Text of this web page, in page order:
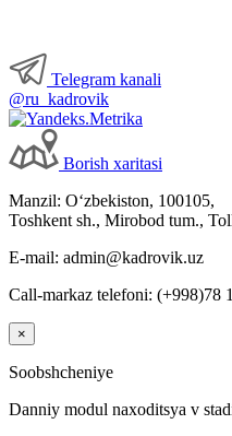
Telegram kanali
@ru_kadrovik
Borish хaritasi
Manzil: Oʻzbekiston, 100105,
Toshkent sh., Mirobod tum.,
E-mail: admin@kadrovik.uz
Call-markaz telefoni: (+998)78
×
Soobshcheniye
Danniy modul naхoditsya v